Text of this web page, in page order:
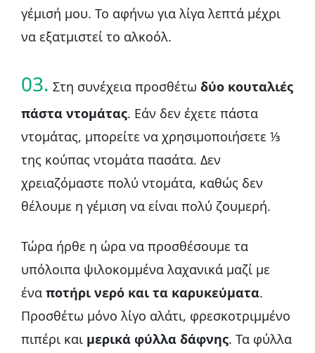
γέμισή μου. Το αφήνω για λίγα λεπτά μέχρι
να εξατμιστεί το αλκοόλ.
03. Στη συνέχεια προσθέτω δύο κουταλιές
πάστα ντομάτας. Εάν δεν έχετε πάστα
ντομάτας, μπορείτε να χρησιμοποιήσετε ⅓
της κούπας ντομάτα πασάτα. Δεν
χρειαζόμαστε πολύ ντομάτα, καθώς δεν
θέλουμε η γέμιση να είναι πολύ ζουμερή.
Τώρα ήρθε η ώρα να προσθέσουμε τα
υπόλοιπα ψιλοκομμένα λαχανικά μαζί με
ένα ποτήρι νερό και τα καρυκεύματα.
Προσθέτω μόνο λίγο αλάτι, φρεσκοτριμμένο
πιπέρι και μερικά φύλλα δάφνης. Τα φύλλα